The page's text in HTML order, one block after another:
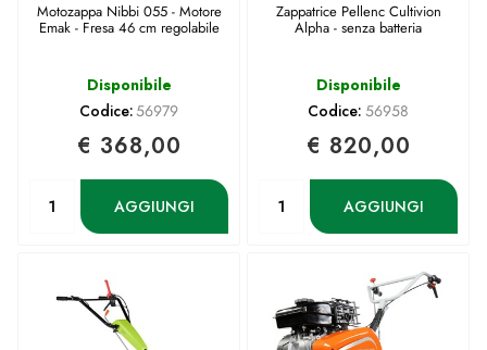
Motozappa Nibbi 055 - Motore
Emak - Fresa 46 cm regolabile
Disponibile
Codice:56979
€ 368,00
AGGIUNGI
Zappatrice Pellenc Cultivion
Alpha - senza batteria
Disponibile
Codice: 56958
€ 820,00
AGGIUNGI